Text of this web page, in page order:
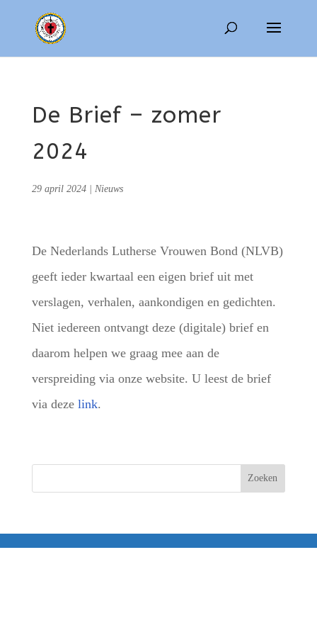
De Brief – zomer
2024
29 april 2024| Nieuws
De Nederlands Lutherse Vrouwen Bond (NLVB)
geeft ieder kwartaal een eigen brief uit met
verslagen, verhalen, aankondigen en gedichten.
Niet iedereen ontvangt deze (digitale) brief en
daarom helpen we graag mee aan de
verspreiding via onze website. U leest de brief
via deze link.